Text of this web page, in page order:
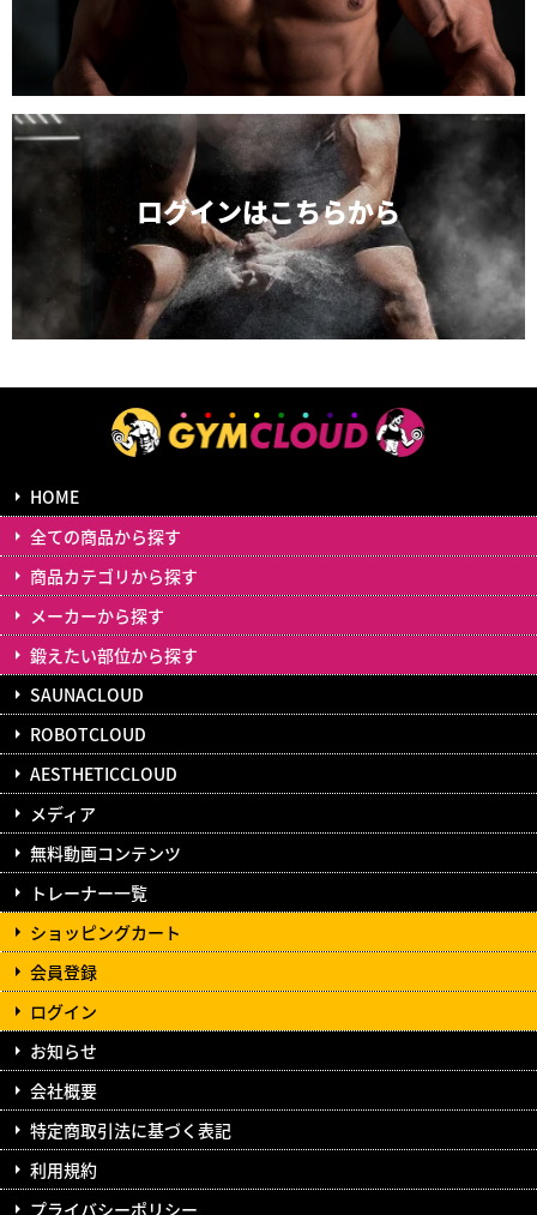
ログインはこちらから
HOME
全ての商品から探す
商品カテゴリから探す
メーカーから探す
鍛えたい部位から探す
SAUNACLOUD
ROBOTCLOUD
AESTHETICCLOUD
メディア
無料動画コンテンツ
トレーナー一覧
ショッピングカート
会員登録
ログイン
お知らせ
会社概要
特定商取引法に基づく表記
利用規約
プライバシーポリシー